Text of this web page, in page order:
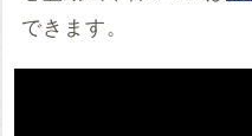
できます。